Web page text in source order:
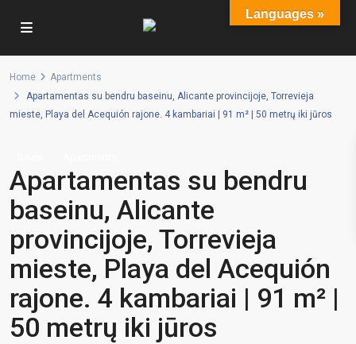
Home
Apartments
Apartamentas su bendru baseinu, Alicante provincijoje, Torrevieja
mieste, Playa del Acequión rajone. 4 kambariai | 91 m² | 50 metrų iki jūros
Apartamentas su bendru
baseinu, Alicante
provincijoje, Torrevieja
mieste, Playa del Acequión
rajone. 4 kambariai | 91 m² |
50 metrų iki jūros
Languages »